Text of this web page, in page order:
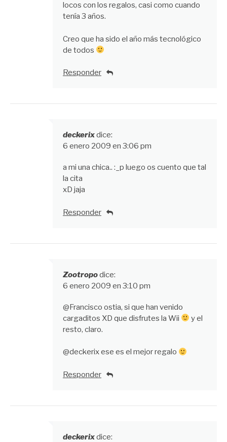
locos con los regalos, casi como cuando
tenía 3 años.
Creo que ha sido el año más tecnológico
de todos
Responder
deckerixdice:
6 enero 2009 en 3:06 pm
a mi una chica.. :_p luego os cuento que tal
la cita
xD jaja
Responder
Zootropodice:
6 enero 2009 en 3:10 pm
@Francisco ostia, si que han venido
cargaditos XD que disfrutes la Wii
y el
resto, claro.
@deckerix ese es el mejor regalo
Responder
deckerixdice: